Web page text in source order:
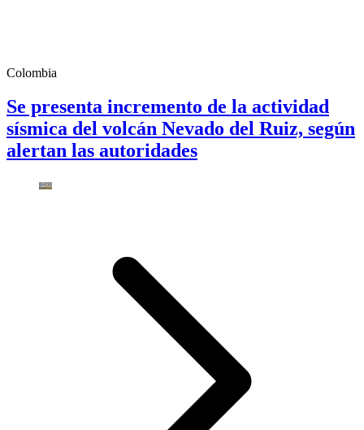
Colombia
Se presenta incremento de la actividad
sísmica del volcán Nevado del Ruiz, según
alertan las autoridades